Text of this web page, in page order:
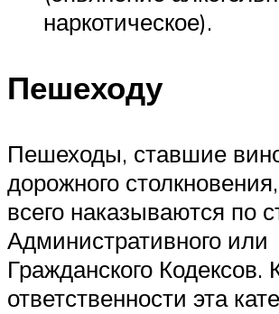
наркотическое).
Пешеходу
Пешеходы, ставшие
дорожного
всего наказываются по
Административного или
Гражданского Кодексов.
ответственности эта